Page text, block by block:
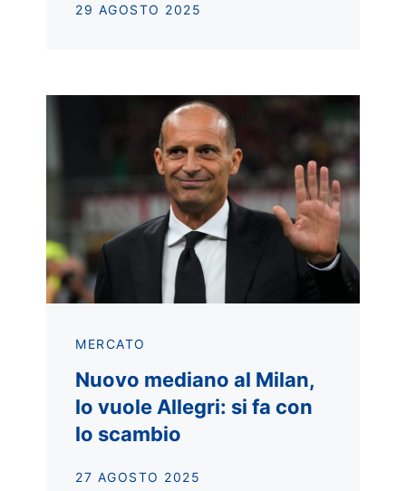
29 AGOSTO 2025
MERCATO
Nuovo mediano al Milan,
lo vuole Allegri: si fa con
lo scambio
27 AGOSTO 2025